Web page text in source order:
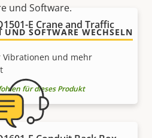
E Crane and Traffic
Vibrationen und mehr
für dieses Produkt
und Software.
SOFTWARE WECHSELN